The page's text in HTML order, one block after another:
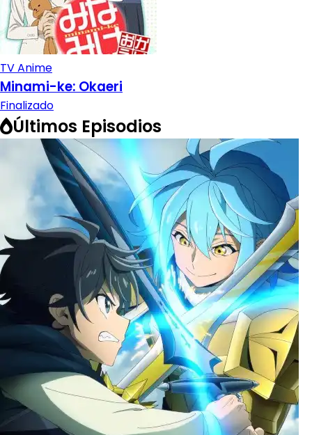
TV Anime
Minami-ke: Okaeri
Finalizado
Últimos Episodios